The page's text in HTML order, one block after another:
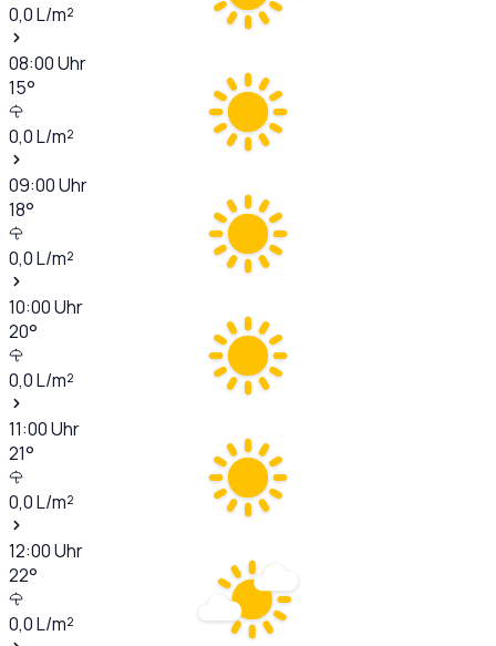
0,0L/m²
08:00Uhr
15°
0,0L/m²
09:00Uhr
18°
0,0L/m²
10:00Uhr
20°
0,0L/m²
11:00Uhr
21°
0,0L/m²
12:00Uhr
22°
0,0L/m²